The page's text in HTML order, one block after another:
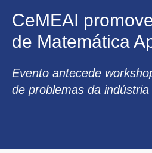
CeMEAI
de Matemática
Evento antecede
de problemas da indústria